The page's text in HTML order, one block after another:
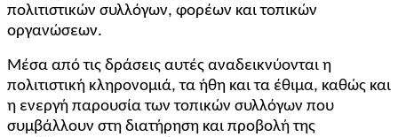
πολιτιστικών συλλόγων, φορέων και τοπικών
οργανώσεων.
Μέσα από τις δράσεις αυτές αναδεικνύονται η
πολιτιστική κληρονομιά, τα ήθη και τα έθιμα, καθώς και
η ενεργή παρουσία των τοπικών συλλόγων που
συμβάλλουν στη διατήρηση και προβολή της